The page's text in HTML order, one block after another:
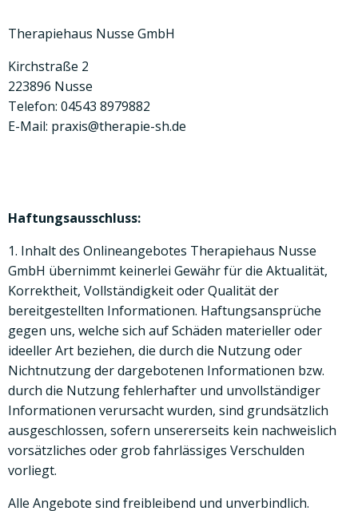
Therapiehaus Nusse GmbH
Kirchstraße 2
223896 Nusse
Telefon: 04543 8979882
E-Mail: praxis@therapie-sh.de
Haftungsausschluss:
1. Inhalt des Onlineangebotes Therapiehaus Nusse
GmbH übernimmt keinerlei Gewähr für die Aktualität,
Korrektheit, Vollständigkeit oder Qualität der
bereitgestellten Informationen. Haftungsansprüche
gegen uns, welche sich auf Schäden materieller oder
ideeller Art beziehen, die durch die Nutzung oder
Nichtnutzung der dargebotenen Informationen bzw.
durch die Nutzung fehlerhafter und unvollständiger
Informationen verursacht wurden, sind grundsätzlich
ausgeschlossen, sofern unsererseits kein nachweislich
vorsätzliches oder grob fahrlässiges Verschulden
vorliegt.
Alle Angebote sind freibleibend und unverbindlich.